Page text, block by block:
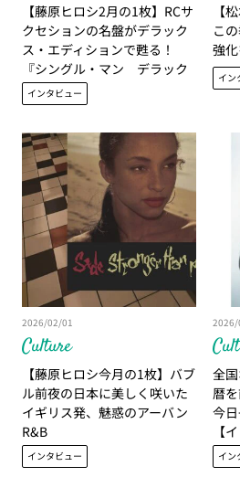
【藤原ヒロシ2月の1枚】RCサ
クセションの名盤がデラック
ス・エディションで甦る！
『シングル・マン デラック
ス・エディション』
インタビュー
【
こ
強
イン
Culture
2026/02/01
【藤原ヒロシ今月の1枚】バブ
ル前夜の日本に美しく咲いた
イギリス発、魅惑のアーバン
R&B
インタビュー
全
暦
今
【
イン